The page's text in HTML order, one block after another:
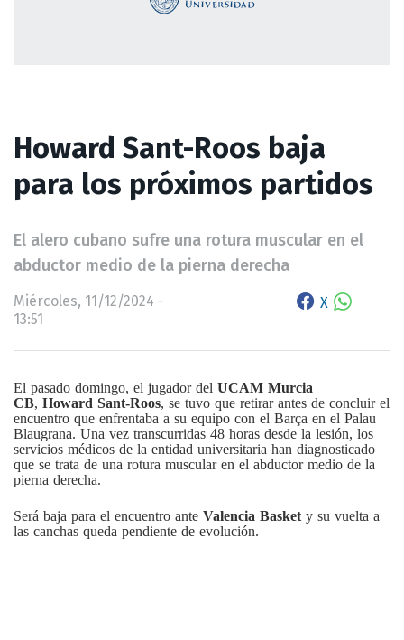
Howard Sant-Roos baja
para los próximos partidos
El alero cubano sufre una rotura muscular en el
abductor medio de la pierna derecha
Miércoles, 11/12/2024 -
13:51
X
El pasado domingo, el jugador del UCAM Murcia
CB, Howard Sant-Roos, se tuvo que retirar antes de concluir el
encuentro que enfrentaba a su equipo con el Barça en el Palau
Blaugrana. Una vez transcurridas 48 horas desde la lesión, los
servicios médicos de la entidad universitaria han diagnosticado
que se trata de una rotura muscular en el abductor medio de la
pierna derecha.
Será baja para el encuentro ante Valencia Basket y su vuelta a
las canchas queda pendiente de evolución.